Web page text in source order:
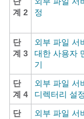
계 2
정
단
계 3
외부 파일 서
대한 사용자
기
단
계 4
외부 파일 서
디렉터리 설정
단
외부 파일 서